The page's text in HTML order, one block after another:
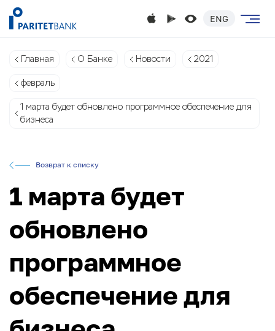
ENG
Главная О Банке Новости 2021
февраль
1 марта будет обновлено программное обеспечение для
бизнеса
Возврат к списку
1 марта будет
обновлено
программное
обеспечение для